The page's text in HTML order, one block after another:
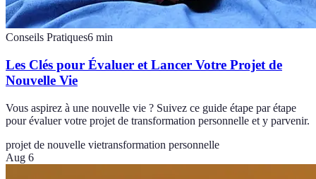
Conseils Pratiques6 min
Les Clés pour Évaluer et Lancer Votre Projet de
Nouvelle Vie
Vous aspirez à une nouvelle vie ? Suivez ce guide étape par étape
pour évaluer votre projet de transformation personnelle et y parvenir.
projet de nouvelle vietransformation personnelle
Aug 6